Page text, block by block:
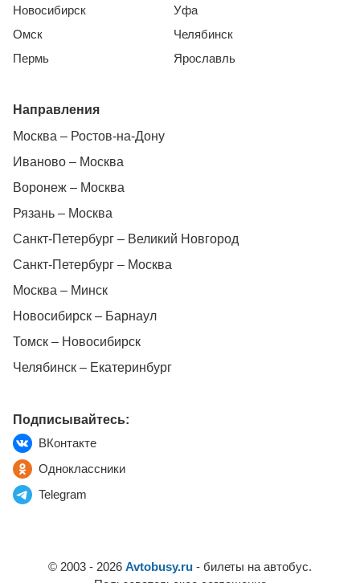
Новосибирск
Омск
Пермь
Уфа
Челябинск
Ярославль
Направления
Москва – Ростов-на-Дону
Иваново – Москва
Воронеж – Москва
Рязань – Москва
Санкт-Петербург – Великий Новгород
Санкт-Петербург – Москва
Москва – Минск
Новосибирск – Барнаул
Томск – Новосибирск
Челябинск – Екатеринбург
Подписывайтесь:
ВКонтакте
Одноклассники
Telegram
© 2003 - 2026 Avtobusy.ru - билеты на автобус.